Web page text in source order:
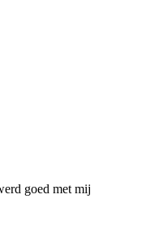
goed met mij